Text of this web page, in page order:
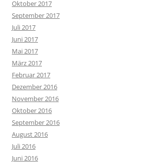
Oktober 2017
September 2017
Juli 2017
Juni 2017
Mai 2017
März 2017
Februar 2017
Dezember 2016
November 2016
Oktober 2016
September 2016
August 2016
Juli 2016
Juni 2016